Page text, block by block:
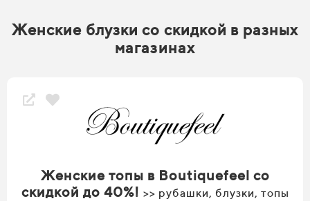
Женские блузки со скидкой в разных
магазинах
Женские топы в Boutiquefeel со
скидкой до 40%! >> рубашки, блузки, топы